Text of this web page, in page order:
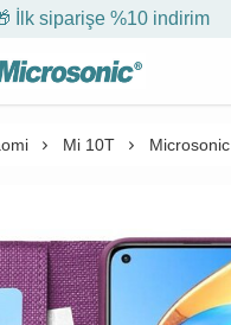
İlk siparişe %10 indirim
Mi 10T